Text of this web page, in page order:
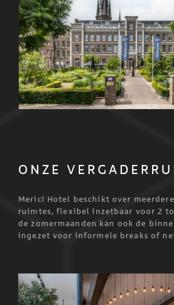
ONZE
Merici Hotel beschikt over
ruimtes, flexibel inzetbaar voor 2
de zomermaanden kan ook de
ingezet voor informele breaks of